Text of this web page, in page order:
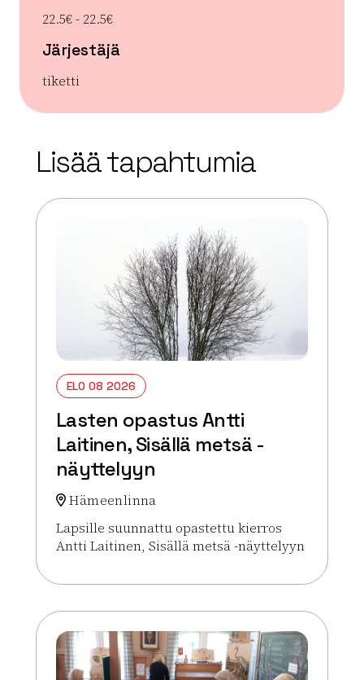
22.5€ - 22.5€
Järjestäjä
tiketti
OpenStreetMap
Lisää tapahtumia
ELO 08 2026
Lasten opastus Antti
Laitinen, Sisällä metsä -
näyttelyyn
Hämeenlinna
Lapsille suunnattu opastettu kierros
Antti Laitinen, Sisällä metsä -näyttelyyn
Lue lisää tapahtumasta Lasten opastus Antti